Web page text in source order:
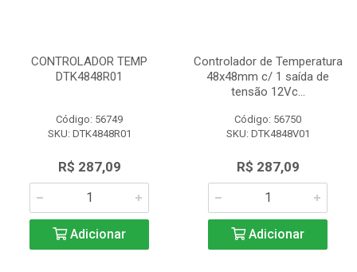
CONTROLADOR TEMP
DTK4848R01
Código: 56749
SKU: DTK4848R01
R$ 287,09
Adicionar
Controlador de Temperatura
48x48mm c/ 1 saída de
tensão 12Vc...
Código: 56750
SKU: DTK4848V01
R$ 287,09
Adicionar